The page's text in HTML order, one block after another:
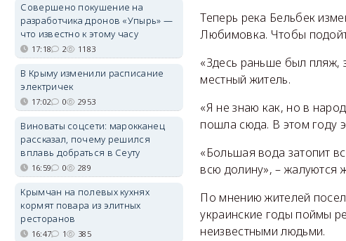
Теперь река Бельбек
Любимовка. Чтобы
«Здесь раньше был пляж,
местный житель.
«Я не знаю как, но в
пошла сюда. В этом году
«Большая вода затопит
всю долину», – жалуются
По мнению жителей
украинские годы поймы
неизвестными людьми.
Совершено покушение на
разработчика дронов «Упырь» —
что известно к этому часу
17:18 2 1183
В Крыму изменили расписание
электричек
17:02 0 2953
Виноваты соцсети: марокканец
рассказал, почему решился
вплавь добраться в Сеуту
16:59 0 289
Крымчан на полевых кухнях
кормят повара из элитных
ресторанов
16:47 1 385